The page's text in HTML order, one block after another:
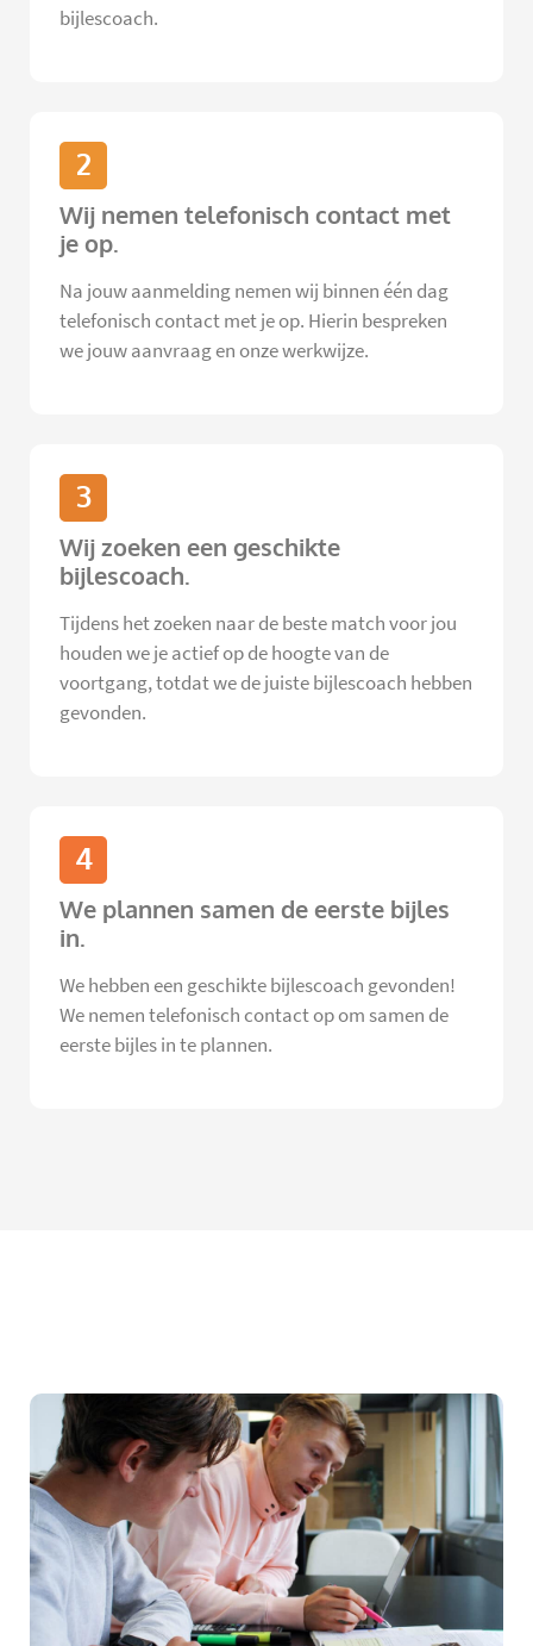
bijlescoach.
2
Wij nemen telefonisch contact met
je op.
Na jouw aanmelding nemen wij binnen één dag
telefonisch contact met je op. Hierin bespreken
we jouw aanvraag en onze werkwijze.
3
Wij zoeken een geschikte
bijlescoach.
Tijdens het zoeken naar de beste match voor jou
houden we je actief op de hoogte van de
voortgang, totdat we de juiste bijlescoach hebben
gevonden.
4
We plannen samen de eerste bijles
in.
We hebben een geschikte bijlescoach gevonden!
We nemen telefonisch contact op om samen de
eerste bijles in te plannen.